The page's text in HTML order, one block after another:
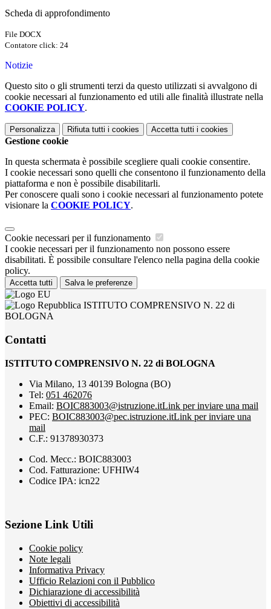
Scheda di approfondimento
File DOCX
Contatore click: 24
Notizie
Questo sito o gli strumenti terzi da questo utilizzati si avvalgono di
cookie necessari al funzionamento ed utili alle finalità illustrate nella
COOKIE POLICY.
Personalizza Rifiuta tutti i cookies Accetta tutti i cookies
Gestione cookie
In questa schermata è possibile scegliere quali cookie consentire.
I cookie necessari sono quelli che consentono il funzionamento della
piattaforma e non è possibile disabilitarli.
Per conoscere quali sono i cookie necessari al funzionamento potete
visionare la COOKIE POLICY.
Cookie necessari per il funzionamento
I cookie necessari per il funzionamento non possono essere
disabilitati. È possibile consultare l'elenco nella pagina della cookie
policy.
Accetta tutti Salva le preferenze
ISTITUTO COMPRENSIVO N. 22 di
BOLOGNA
Contatti
ISTITUTO COMPRENSIVO N. 22 di BOLOGNA
Via Milano, 13 40139 Bologna (BO)
Tel: 051 462076
Email: BOIC883003@istruzione.itLink per inviare una mail
PEC: BOIC883003@pec.istruzione.itLink per inviare una
mail
C.F.: 91378930373
Cod. Mecc.: BOIC883003
Cod. Fatturazione: UFHIW4
Codice IPA: icn22
Sezione Link Utili
Cookie policy
Note legali
Informativa Privacy
Ufficio Relazioni con il Pubblico
Dichiarazione di accessibilità
Obiettivi di accessibilità